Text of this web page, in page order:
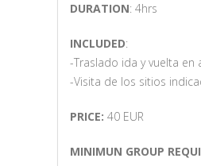
DURATION: 4hrs
INCLUDED:
-Traslado ida y vuelta en
-Visita de los sitios
PRICE: 40 EUR
MINIMUN GROUP